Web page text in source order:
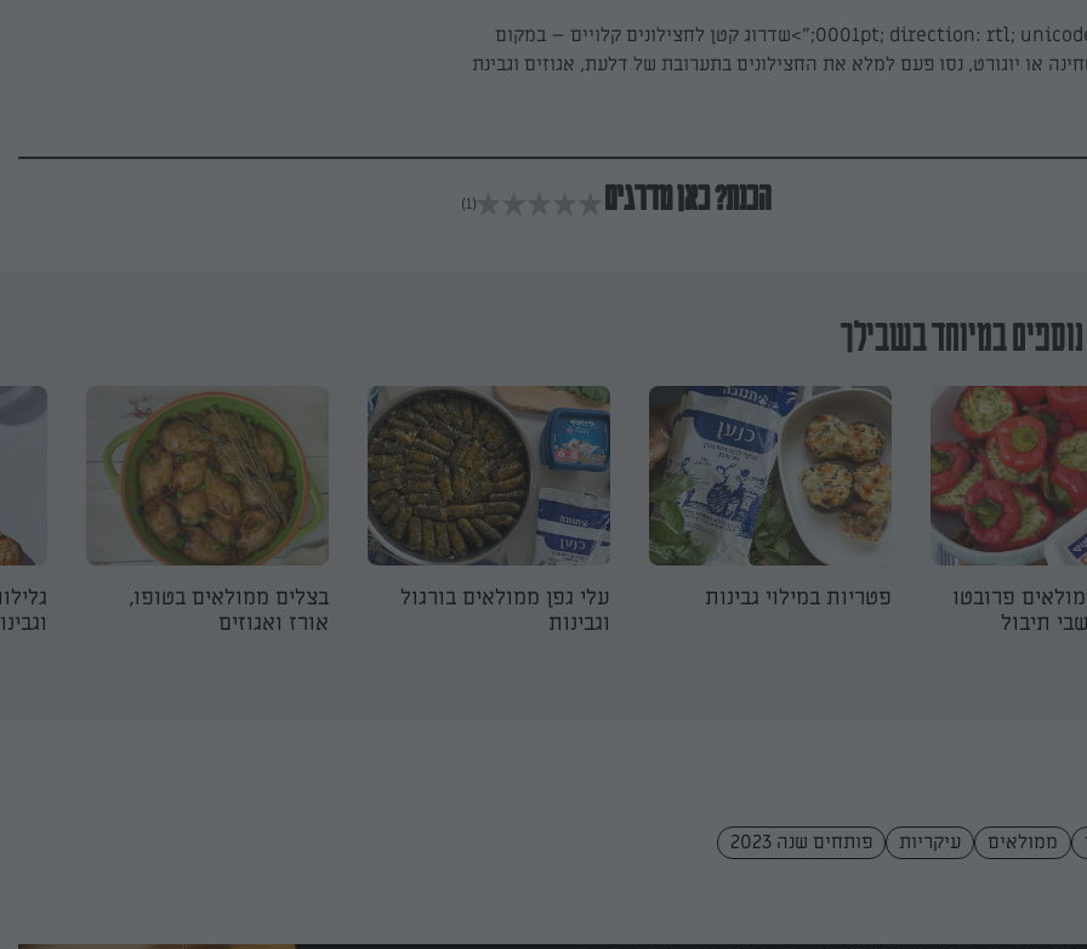
0001pt; direction: rtl; unicode-bidi: embed;">שדרוג קטן לחצילונים קלויים – במקום
או יוגורט, נסו פעם למלא את החצילונים בתערובת של דלעת, אגוזים וגבינת
הכנת? כאן מדרגים (1)
במיוחד בשבילך
פרובטו
תיבול
פטריות במילוי גבינות
עלי גפן ממולאים בורגול
וגבינות
בצלים ממולאים בטופו,
אורז ואגוזים
ממולאים עיקריות פותחים שנה 2023